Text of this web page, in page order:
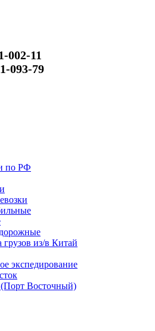
002-11
093-79
по РФ
грузов из/в Китай
экспедирование
Восточный)